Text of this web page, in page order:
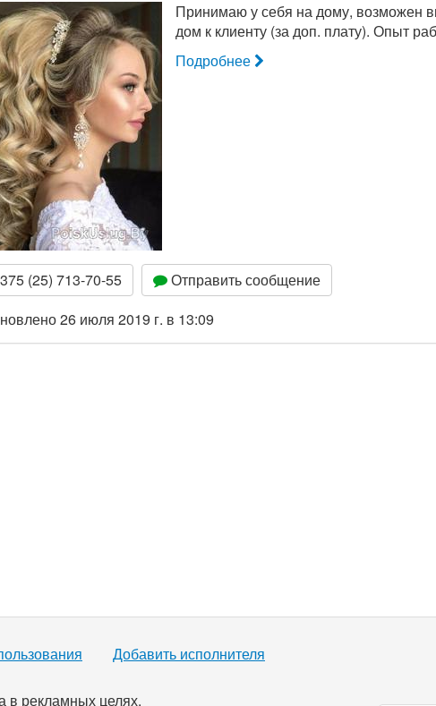
Принимаю у себя на дому, возможен
дом к клиенту (за доп. плату). Опыт
Подробнее
(25) 713-70-55
Отправить сообщение
26 июля 2019 г. в 13:09
Добавить исполнителя
в рекламных целях.